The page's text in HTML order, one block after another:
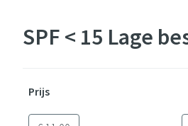
SPF < 15 Lage
Prijs